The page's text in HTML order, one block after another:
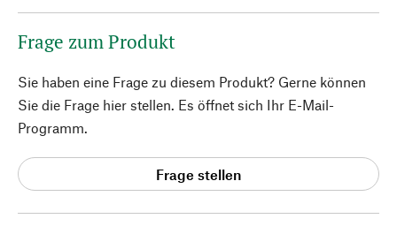
Frage zum Produkt
Sie haben eine Frage zu diesem Produkt? Gerne können
Sie die Frage hier stellen. Es öffnet sich Ihr E-Mail-
Programm.
Frage stellen